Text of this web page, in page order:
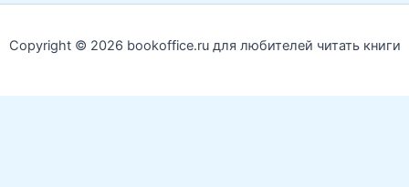
Copyright © 2026 bookoffice.ru для любителей читать книги